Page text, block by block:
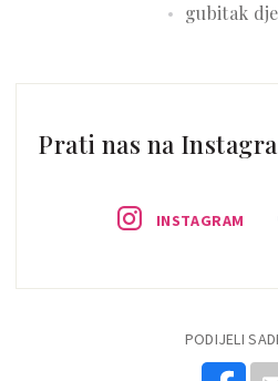
gubitak
Prati nas na
INSTAGRAM
PODIJELI